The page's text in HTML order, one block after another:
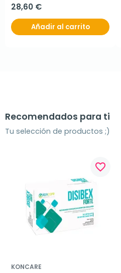
28,60 €
Añadir al carrito
Recomendados para ti
Tu selección de productos ;)
favorite_border
KONCARE